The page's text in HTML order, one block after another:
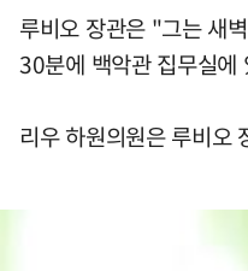
루비오 장관은 "그는 새
30분에 백악관 집무실에
리우 하원의원은 루비오